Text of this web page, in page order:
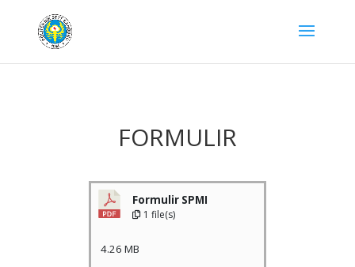
FORMULIR
Formulir SPMI
1 file(s)
4.26 MB